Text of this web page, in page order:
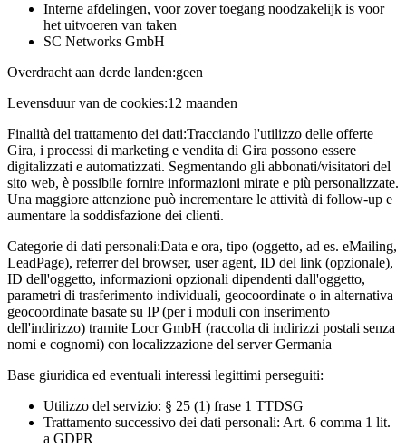
Interne afdelingen, voor zover toegang noodzakelijk is voor
het uitvoeren van taken
SC Networks GmbH
Overdracht aan derde landen:geen
Levensduur van de cookies:12 maanden
Finalità del trattamento dei dati:Tracciando l'utilizzo delle offerte
Gira, i processi di marketing e vendita di Gira possono essere
digitalizzati e automatizzati. Segmentando gli abbonati/visitatori del
sito web, è possibile fornire informazioni mirate e più personalizzate.
Una maggiore attenzione può incrementare le attività di follow-up e
aumentare la soddisfazione dei clienti.
Categorie di dati personali:Data e ora, tipo (oggetto, ad es. eMailing,
LeadPage), referrer del browser, user agent, ID del link (opzionale),
ID dell'oggetto, informazioni opzionali dipendenti dall'oggetto,
parametri di trasferimento individuali, geocoordinate o in alternativa
geocoordinate basate su IP (per i moduli con inserimento
dell'indirizzo) tramite Locr GmbH (raccolta di indirizzi postali senza
nomi e cognomi) con localizzazione del server Germania
Base giuridica ed eventuali interessi legittimi perseguiti:
Utilizzo del servizio: § 25 (1) frase 1 TTDSG
Trattamento successivo dei dati personali: Art. 6 comma 1 lit.
a GDPR